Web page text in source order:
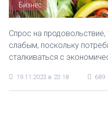
Бизнес
Спрос на продовольствие,
слабым, поскольку
сталкиваться с
19.11.2023 в 23:18 689